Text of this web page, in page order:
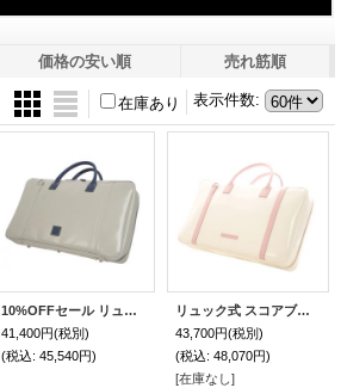
価格の安い順 売れ筋順
表示件数:
在庫あり
10%OFFセール リュック式 スコアブリーフケースガード「Ludwig/wf」マットライトグレー / 紺
41,400円(税別)
(税込: 45,540円)
リュック式 スコアブリーフケースガード「Ludwig/wf」オフホワイトスペシャルコーティング / ピンク
43,700円(税別)
(税込: 48,070円)
[在庫なし]